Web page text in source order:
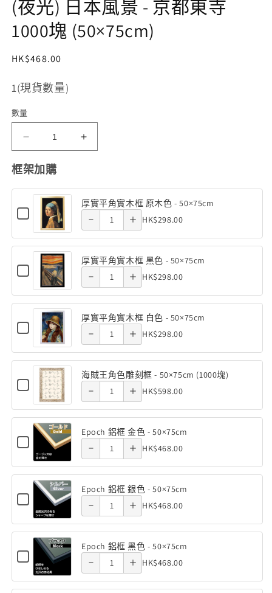
(夜光) 日本風景 - 京都東寺
1000塊 (50×75cm)
定
HK$468.00
存
貨
單
(SKU):
1(現貨數量)
數量
光)
日
本
風
-
京
都
寺
1000
塊
(50×75cm)
數
減
少
本
風
景
-
都
東
寺
1000
(50×75cm)
數
量
增
加
框架加購
Checkbox
for
實
角
實
木
色
50×75cm
厚實平角實木框 原木色 - 50×75cm
Quantity
of
厚
實
角
實
木
框
原
木
-
50×75cm
of 厚實平
原木色 -
50×75cm
of 厚實平
原木色 -
50×75cm
HK$298.00
Checkbox
for
實
角
實
色
-
50×75cm
厚實平角實木框 黑色 - 50×75cm
Quantity
of
厚
實
角
實
木
框
黑
色
50×75cm
Decrease
quantity
of 厚實平
黑色 -
50×75cm
Increase
quantity
of 厚實平
黑色 -
50×75cm
HK$298.00
Checkbox
for
實
角
實
色
-
50×75cm
厚實平角實木框 白色 - 50×75cm
Quantity
of
厚
實
角
實
木
框
白
色
50×75cm
Decrease
quantity
of 厚實平
白色 -
50×75cm
Increase
quantity
of 厚實平
白色 -
50×75cm
HK$298.00
Checkbox
for
賊
角
色
-
50×75cm
(1000
塊)
海賊王角色雕刻框 - 50×75cm (1000塊)
Quantity
of
海
賊
角
色
雕
刻
框
-
50×75cm
(1000
Decrease
quantity
of 海賊王
框 -
50×75cm
(1000塊)
Increase
quantity
角色雕刻
框 -
50×75cm
(1000塊)
HK$598.00
Checkbox
for
Epoch
鋁
金
色
Epoch 鋁框 金色 - 50×75cm
Quantity
of
Epoch
鋁
金
色
50×75cm
Decrease
quantity
of Epoch
色 -
50×75cm
Increase
quantity
of Epoch
色 -
50×75cm
HK$468.00
Checkbox
for
Epoch
鋁
銀
色
Epoch 鋁框 銀色 - 50×75cm
Quantity
of
Epoch
鋁
銀
Decrease
quantity
of Epoch
色 -
50×75cm
Increase
quantity
of Epoch
色 -
50×75cm
HK$468.00
Checkbox
for
Epoch
鋁
Epoch 鋁框 黑色 - 50×75cm
Quantity
of
Decrease
quantity
of Epoch
色 -
Increase
quantity
of Epoch
色 -
HK$468.00
Decrease
quantity
Increase
quantity